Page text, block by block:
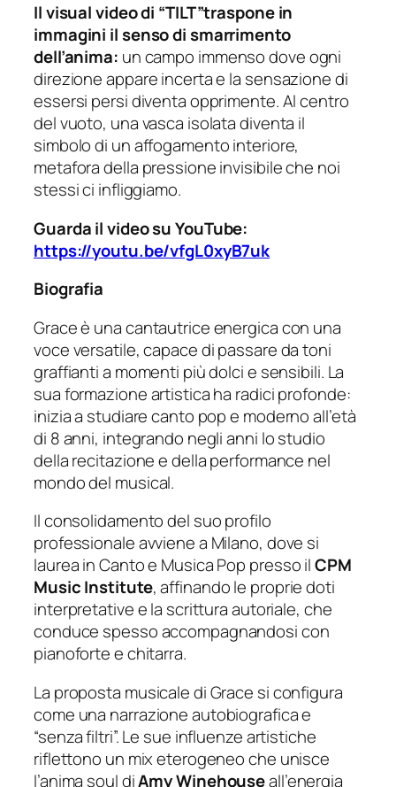
Il visual video di “TILT”traspone in
immagini il senso di smarrimento
dell’anima: un campo immenso dove ogni
direzione appare incerta e la sensazione di
essersi persi diventa opprimente. Al centro
del vuoto, una vasca isolata diventa il
simbolo di un affogamento interiore,
metafora della pressione invisibile che noi
stessi ci infliggiamo.
Guarda il video su YouTube:
https://youtu.be/vfgL0xyB7uk
Biografia
Grace è una cantautrice energica con una
voce versatile, capace di passare da toni
graffianti a momenti più dolci e sensibili. La
sua formazione artistica ha radici profonde:
inizia a studiare canto pop e moderno all’età
di 8 anni, integrando negli anni lo studio
della recitazione e della performance nel
mondo del musical.
Il consolidamento del suo profilo
professionale avviene a Milano, dove si
laurea in Canto e Musica Pop presso ilCPM
Music Institute, affinando le proprie doti
interpretative e la scrittura autoriale, che
conduce spesso accompagnandosi con
pianoforte e chitarra.
La proposta musicale di Grace si configura
come una narrazione autobiografica e
“senza filtri”. Le sue influenze artistiche
riflettono un mix eterogeneo che unisce
l’anima soul diAmy Winehouseall’energia